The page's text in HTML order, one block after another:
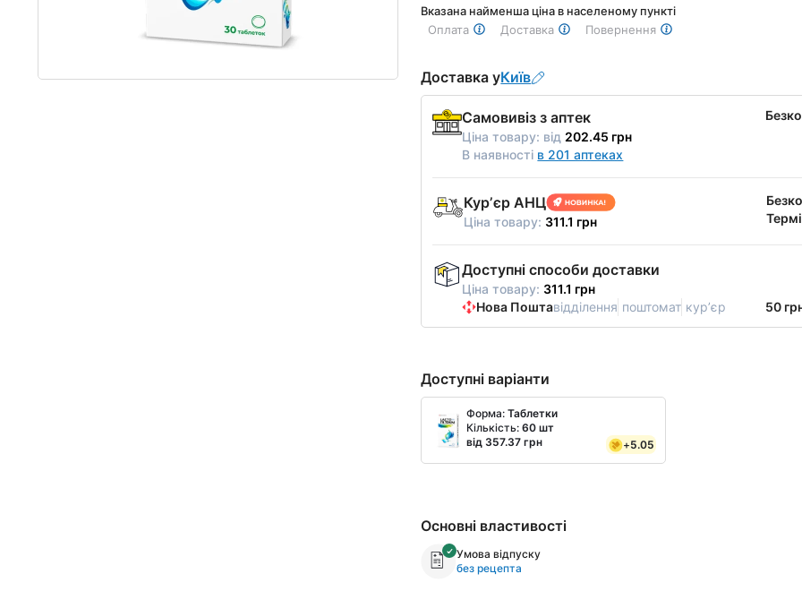
Вказана найменша ціна в населеному пункті
Оплата
Доставка Повернення
Доставка уКиїв
Самовивіз з аптек
Ціна товару: від 202.45 грн
В наявності в 201 аптеках
Курʼєр АНЦ
Ціна товару: 311.1 грн
Доступні способи доставки
Ціна товару: 311.1 грн
Нова Поштавідділення поштомат курʼєр 50
Доступні варіанти
Форма:Таблетки
Кількість:60 шт
від 357.37 грн
+5.05
Основні властивості
Умова відпуску
без рецепта